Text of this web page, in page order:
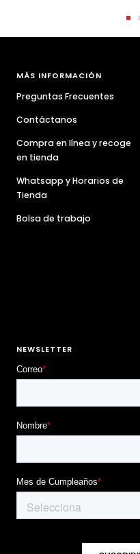
Ir
a
MÁS INFORMACIÓN
Preguntas Frecuentes
Contáctanos
Compra en línea y recoge
en tienda
Whatsapp y Horarios de
Tienda
Bolsa de trabajo
NEWSLETTER